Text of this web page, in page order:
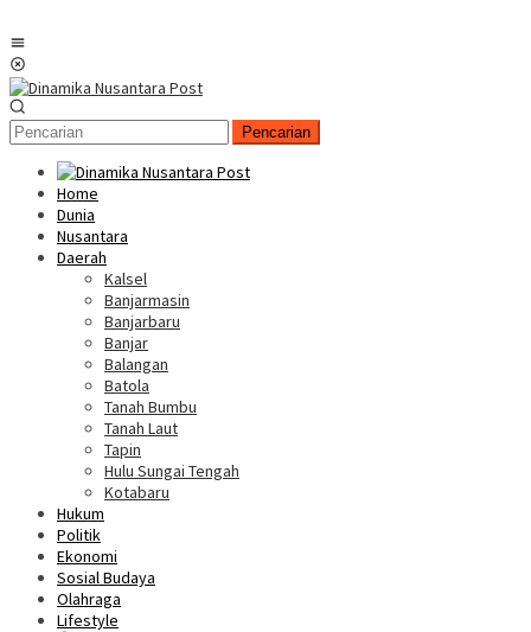
Pencarian
Home
Dunia
Nusantara
Daerah
Kalsel
Banjarmasin
Banjarbaru
Banjar
Balangan
Batola
Tanah Bumbu
Tanah Laut
Tapin
Hulu Sungai Tengah
Kotabaru
Hukum
Politik
Ekonomi
Sosial Budaya
Olahraga
Lifestyle